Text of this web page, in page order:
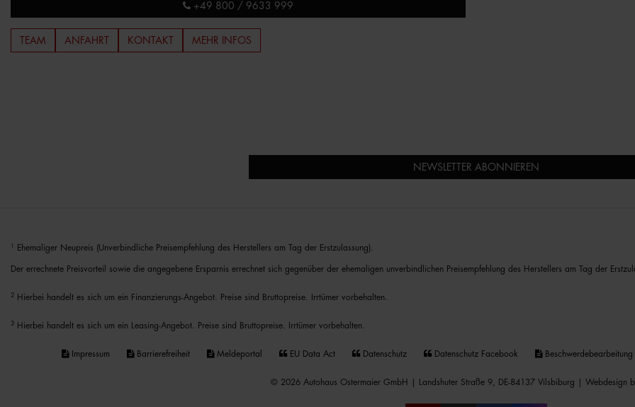
+49 800 / 9633 999
TEAM ANFAHRT KONTAKT MEHR INFOS
NEWSLETTER ABONNIEREN
Ehemaliger Neupreis (Unverbindliche Preisempfehlung des Herstellers am Tag der Erstzulassung).
Der errechnete Preisvorteil sowie die angegebene Ersparnis errechnet sich gegenüber der ehemaligen unverbindlichen Preisempfehlung des Herstellers am Tag der
2 Hierbei handelt es sich um ein Finanzierungs-Angebot. Preise sind Bruttopreise. Irrtümer vorbehalten.
3 Hierbei handelt es sich um ein Leasing-Angebot. Preise sind Bruttopreise. Irrtümer vorbehalten.
Impressum Barrierefreiheit Meldeportal EU Data Act Datenschutz Datenschutz Facebook Beschwerdebearbeitung
© 2026 Autohaus Ostermaier GmbH | Landshuter Straße 9, DE-84137 Vilsbiburg | Webdesign